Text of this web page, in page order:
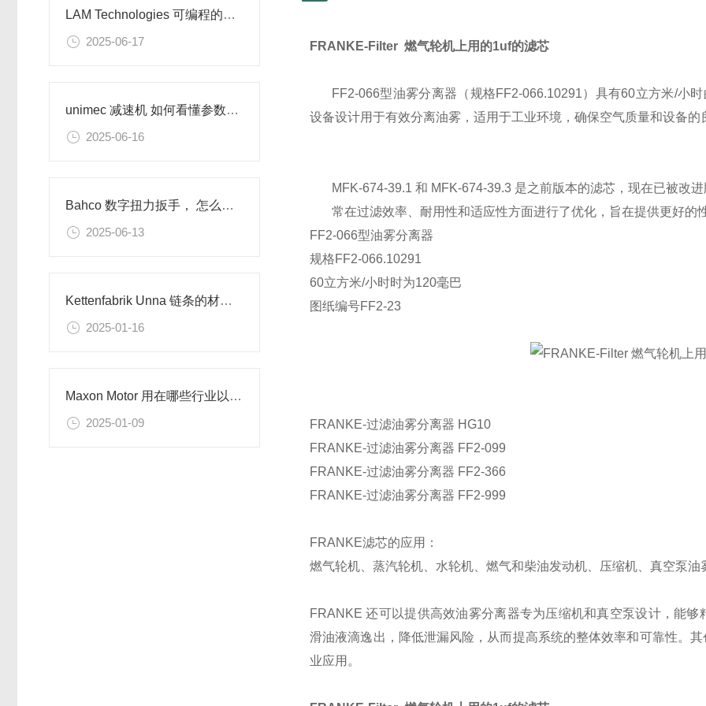
LAM Technologies 可编程的驱动器出厂不带程序
2025-06-17
unimec 减速机 如何看懂参数和配置
2025-06-16
Bahco 数字扭力扳手， 怎么调整扭矩设定值
2025-06-13
Kettenfabrik Unna 链条的材质有哪些
2025-01-16
Maxon Motor 用在哪些行业以及原因
2025-01-09
FRANKE-Filter 燃气轮机上用的1uf的滤芯
FF2-066型油雾分离器（规格FF2-066.10291）具有60立方米/小
设备设计用于有效分离油雾，适用于工业环境，确保空气质量和设备
MFK-674-39.1 和 MFK-674-39.3 是之前版本的滤芯，现在已被改
常在过滤效率、耐用性和适应性方面进行了优化，旨在提供更好的
FF2-066型油雾分离器
规格FF2-066.10291
60立方米/小时时为120毫巴
图纸编号FF2-23
FRANKE-过滤油雾分离器 HG10
FRANKE-过滤油雾分离器 FF2-099
FRANKE-过滤油雾分离器 FF2-366
FRANKE-过滤油雾分离器 FF2-999
FRANKE滤芯的应用：
燃气轮机、蒸汽轮机、水轮机、燃气和柴油发动机、压缩机、真空泵油
FRANKE 还可以提供高效油雾分离器专为压缩机和真空泵设计，能
滑油液滴逸出，降低泄漏风险，从而提高系统的整体效率和可靠性。
业应用。